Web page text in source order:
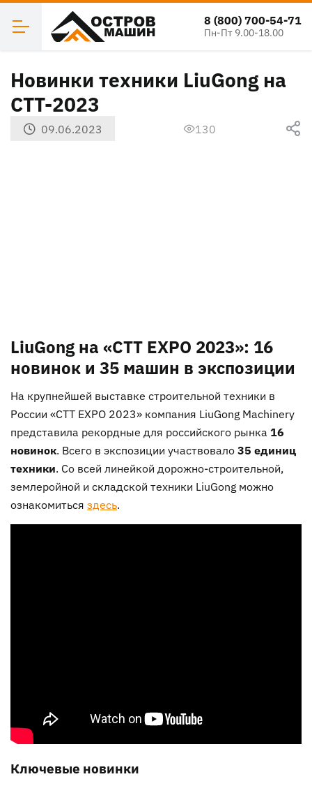
8 (800) 700-54-71
Пн-Пт 9.00-18.00
Новинки техники LiuGong на
CTT-2023
09.06.2023 130
LiuGong на «СТТ EXPO 2023»: 16
новинок и 35 машин в экспозиции
На крупнейшей выставке строительной техники в
России «СТТ EXPO 2023» компания LiuGong Machinery
представила рекордные для российского рынка 16
новинок. Всего в экспозиции участвовало35 единиц
техники. Со всей линейкой дорожно-строительной,
землеройной и складской техники LiuGong можно
ознакомиться здесь.
Ключевые новинки